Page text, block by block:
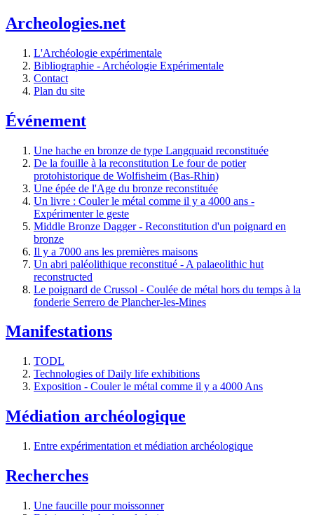
Archeologies.net
L'Archéologie expérimentale
Bibliographie - Archéologie Expérimentale
Contact
Plan du site
Événement
Une hache en bronze de type Langquaid reconstituée
De la fouille à la reconstitution Le four de potier
protohistorique de Wolfisheim (Bas-Rhin)
Une épée de l'Age du bronze reconstituée
Un livre : Couler le métal comme il y a 4000 ans -
Expérimenter le geste
Middle Bronze Dagger - Reconstitution d'un poignard en
bronze
Il y a 7000 ans les premières maisons
Un abri paléolithique reconstitué - A palaeolithic hut
reconstructed
Le poignard de Crussol - Coulée de métal hors du temps à la
fonderie Serrero de Plancher-les-Mines
Manifestations
TODL
Technologies of Daily life exhibitions
Exposition - Couler le métal comme il y a 4000 Ans
Médiation archéologique
Entre expérimentation et médiation archéologique
Recherches
Une faucille pour moissonner